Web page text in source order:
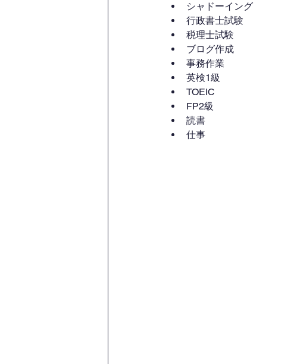
シャドーイング
行政書士試験
税理士試験
ブログ作成
事務作業
英検1級
TOEIC
FP2級
読書
仕事